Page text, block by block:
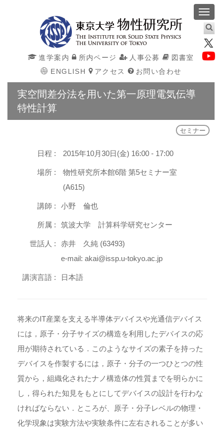
進学案内 所内ページ 人事公募
図書室
ENGLISH
アクセス お問い合わせ
実空間差分法を用いた第一原理電気伝導
特性計算
セミナー
日程 : 2015年10月30日(金) 16:00 - 17:00
場所 :
物性研究所本館6階 第5セミナー室
(A615)
講師 : 小野 倫也
所属 : 筑波大学 計算科学研究センター
世話人 :
赤井 久純 (63493)
e-mail: akai@issp.u-tokyo.ac.jp
講演言語 : 日本語
将来のIT産業を支える半導体デバイスや光通信デバイス
には，原子・分子サイズの構造を利用したデバイスの応
用が期待されている．このようなサイズの素子を持った
デバイスを作製するには，原子・分子の一つひとつの性
質から，組織化されたナノ構造体の性質までを明らかに
し，得られた知見をもとにしてデバイスの設計を行わな
ければならない．ところが、原子・分子レベルの物理・
化学現象は実験方法や実験条件に左右されることが多い